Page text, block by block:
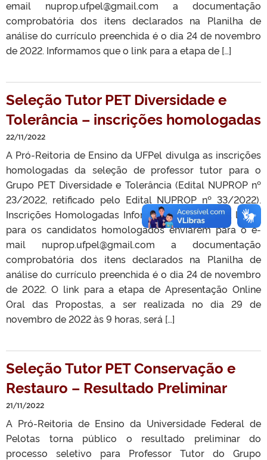
email nuprop.ufpel@gmail.com a documentação
comprobatória dos itens declarados na Planilha de
análise do currículo preenchida é o dia 24 de novembro
de 2022. Informamos que o link para a etapa de […]
Seleção Tutor PET Diversidade e
Tolerância – inscrições homologadas
22/11/2022
A Pró-Reitoria de Ensino da UFPel divulga as inscrições
homologadas da seleção de professor tutor para o
Grupo PET Diversidade e Tolerância (Edital NUPROP nº
23/2022, retificado pelo Edital NUPROP nº 33/2022).
Inscrições Homologadas Informamos que a data limite
para os candidatos homologados enviarem para o e-
mail nuprop.ufpel@gmail.com a documentação
comprobatória dos itens declarados na Planilha de
análise do currículo preenchida é o dia 24 de novembro
de 2022. O link para a etapa de Apresentação Online
Oral das Propostas, a ser realizada no dia 29 de
novembro de 2022 às 9 horas, será […]
Seleção Tutor PET Conservação e
Restauro – Resultado Preliminar
21/11/2022
A Pró-Reitoria de Ensino da Universidade Federal de
Pelotas torna público o resultado preliminar do
processo seletivo para Professor Tutor do Grupo